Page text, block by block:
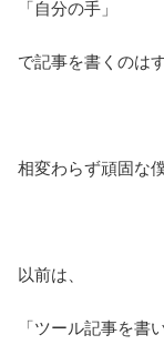
「自分の手」
で記事を書くのは
相変わらず頑固な
以前は、
「ツール記事を書